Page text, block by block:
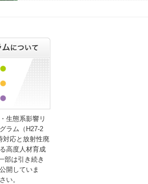
生態系影響リ
ラム（H27-2
対応と放射性廃
高度人材育成
部は引き続き
開していま
い。